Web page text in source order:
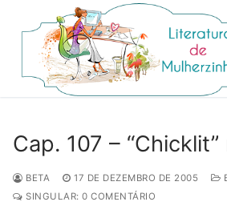
para
conteúdo
Cap. 107 –
BETA 17 DE DEZEMBRO DE 2005
SINGULAR: 0 COMENTÁRIO